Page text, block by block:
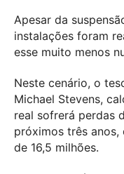
Apesar da
instalações foram
esse muito menos
Neste cenário, o
Michael Stevens,
real sofrerá perdas
próximos três anos,
de 16,5 milhões.